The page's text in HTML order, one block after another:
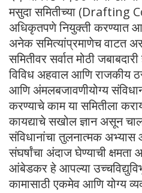
मसुदा समितीच्या (Drafting
अधिकृतपणे नियुक्ती करण्यात
अनेक समित्यांप्रमाणेच वाटत
समितीवर सर्वात मोठी
विविध अहवाल आणि राजकीय
आणि अंमलबजावणीयोग्य
करण्याचे काम या समितीला
कायद्याचे सखोल ज्ञान असून
संविधानांचा तुलनात्मक अभ्यास
संघर्षांचा अंदाज घेण्याची
आंबेडकर हे आपल्या
कामासाठी एकमेव आणि योग्य